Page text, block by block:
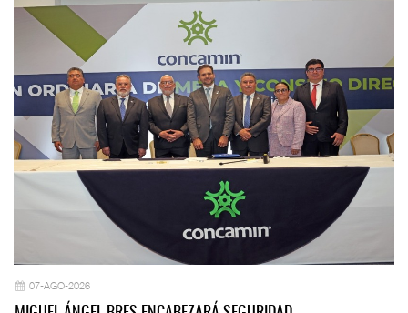
07-AGO-2026